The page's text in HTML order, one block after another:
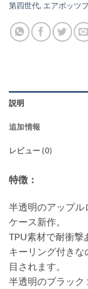
第四世代, エアポッツ
説明
追加情報
レビュー (0)
特徴：
半透明のアップル
ケース新作。
TPU素材で耐衝撃
キーリング付き
目されます。
半透明のブラック